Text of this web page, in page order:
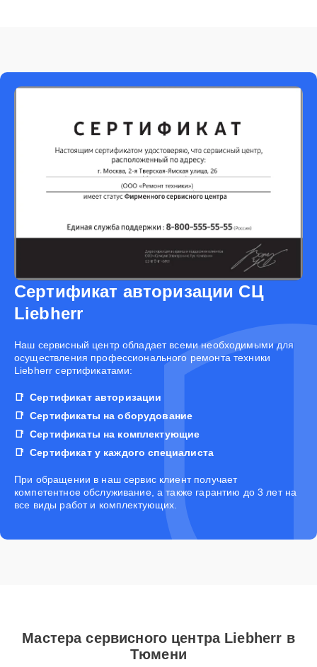
Сертификат авторизации СЦ
Liebherr
Наш сервисный центр обладает всеми необходимыми для
осуществления профессионального ремонта техники
Liebherr сертификатами:
Сертификат авторизации
Сертификаты на оборудование
Сертификаты на комплектующие
Сертификат у каждого специалиста
При обращении в наш сервис клиент получает
компетентное обслуживание, а также гарантию до 3 лет на
все виды работ и комплектующих.
Мастера сервисного центра Liebherr в
Тюмени